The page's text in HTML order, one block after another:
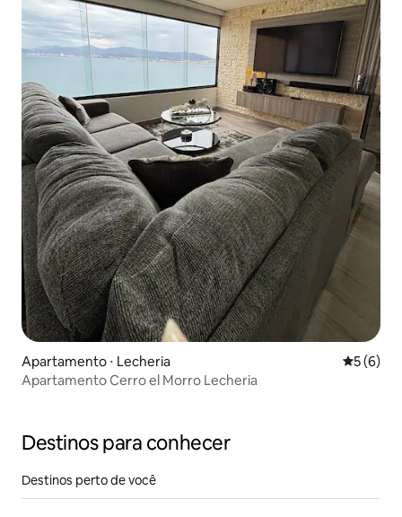
Apartamento ⋅ Lecheria 5 de
5 (6)
Apartamento Cerro el Morro Lecheria
Destinos para conhecer
Destinos perto de você